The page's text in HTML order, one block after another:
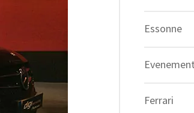
Essonne
Ferrari